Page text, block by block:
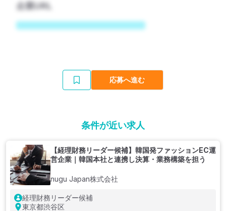
企業URL
応募へ進む
条件が近い求人
【経理財務リーダー候補】韓国発ファッションEC運
営企業｜韓国本社と連携し決算・業務構築を担う
nugu Japan株式会社
経理財務リーダー候補
東京都渋谷区